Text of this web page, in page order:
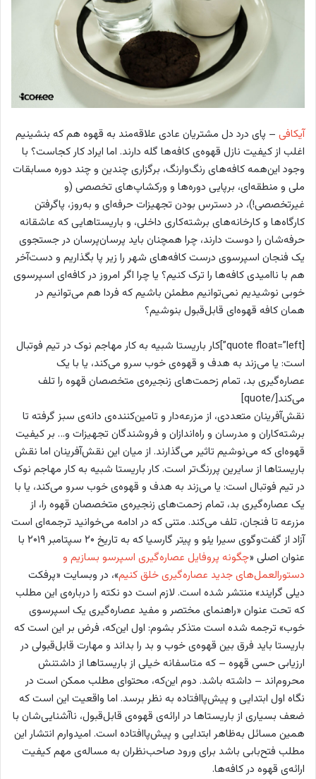
آیکافی – پای درد دل مشتریان عادی علاقه‌مند به قهوه هم که بنشینیم
اغلب از کیفیت نازل قهوه‌ی کافه‌ها گله دارند. اما ایراد کار کجاست؟ با
وجود این‌همه کافه‌های رنگ‌‌وارنگ، برگزاری چندین و چند دوره مسابقات
ملی و منطقه‌ای، برپایی دوره‌ها و ورکشاپ‌های تخصصی (و
غیرتخصصی!)، در دسترس بودن تجهیزات حرفه‌ای و به‌روز، پاگرفتن
کارگاه‌ها و کارخانه‌های برشته‌کاری داخلی، و باریستاهایی که عاشقانه
حرفه‌شان را دوست دارند، چرا همچنان باید پرسان‌پرسان در جستجوی
یک فنجان اسپرسوی درست کافه‌های شهر را زیر پا بگذاریم و دست‌آخر
هم با ناامیدی کافه‌ها را ترک کنیم؟ یا چرا اگر امروز در کافه‌ای اسپرسوی
خوبی نوشیدیم نمی‌توانیم مطمئن باشیم که فردا هم می‌توانیم در
همان کافه قهوه‌ای قابل‌قبول بنوشیم؟
[quote float=”left”]کار باریستا شبیه به کار مهاجم نوک در تیم فوتبال
است: یا می‌زند به هدف و قهوه‌ی خوب سرو می‌کند، یا با یک
عصاره‌گیری بد، تمام زحمت‌های زنجیره‌ی متخصصان قهوه را تلف
می‌کند[/quote]
نقش‌آفرینان متعددی، از مزرعه‌دار و تامین‌کننده‌ی دانه‌ی سبز گرفته تا
برشته‌کاران و مدرسان و راه‌اندازان و فروشندگان تجهیزات و… بر کیفیت
قهوه‌ای که می‌نوشیم تاثیر می‌گذارند. از میان این نقش‌آفرینان اما نقش
باریستاها از سایرین پررنگ‌تر است. کار باریستا شبیه به کار مهاجم نوک
در تیم فوتبال است: یا می‌زند به هدف و قهوه‌ی خوب سرو می‌کند، یا با
یک عصاره‌گیری بد، تمام زحمت‌های زنجیره‌ی متخصصان قهوه را، از
مزرعه تا فنجان، تلف می‌کند. متنی که در ادامه می‌خوانید ترجمه‌ای است
آزاد از گفت‌وگوی سیرا یئو و پیتر گارسیا که به تاریخ ۲۰ سپتامبر ۲۰۱۹ با
عنوان اصلی «چگونه پروفایل عصاره‌گیری اسپرسو بسازیم و
دستورالعمل‌های جدید عصاره‌گیری خلق کنیم»، در وبسایت «پرفکت
دیلی گرایند» منتشر شده است. لازم است دو نکته را درباره‌ی این مطلب
که تحت عنوان «راهنمای مختصر و مفید عصاره‌گیری یک اسپرسوی
خوب» ترجمه شده است متذکر بشوم: اول این‌که، فرض بر این است که
باریستا باید فرق بین قهوه‌ی خوب و بد را بداند و مهارت قابل‌قبولی در
ارزیابی حسی قهوه – که متاسفانه خیلی از باریستاها از داشتنش
محروم‌اند – داشته باشد. دوم این‌که، محتوای مطلب ممکن است در
نگاه اول ابتدایی و پیش‌پاافتاده به نظر برسد. اما واقعیت این است که
ضعف بسیاری از باریستاها در ارائه‌ی قهوه‌ی قابل‌قبول، ناآشنایی‌شان با
همین مسائل به‌ظاهر ابتدایی و پیش‌پاافتاده است. امیدوارم انتشار این
مطلب فتح‌بابی باشد برای ورود صاحب‌نظران به مساله‌ی مهم کیفیت
ارائه‌ی قهوه در کافه‌ها.